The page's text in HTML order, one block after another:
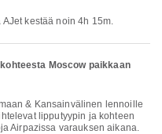
AJet kestää noin 4h 15m.
Moscow paikkaan
lipputyypin ja kohteen
Airpazissa varauksen aikana.